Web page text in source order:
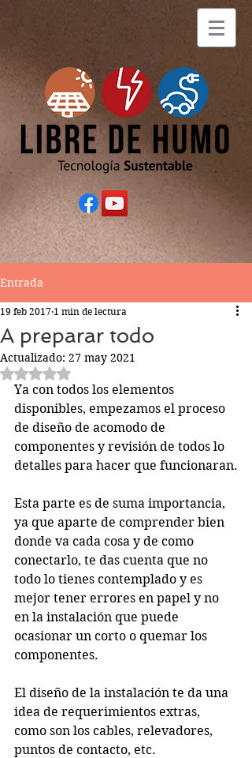
Entrada
A preparar todo
19 feb 2017 1 min de lectura
Actualizado: 27 may 2021
Obtuvo NaN de 5 estrellas.
Ya con todos los elementos
disponibles, empezamos el proceso
de diseño de acomodo de
componentes y revisión de todos lo
detalles para hacer que funcionaran.
Esta parte es de suma importancia,
ya que aparte de comprender bien
donde va cada cosa y de como
conectarlo, te das cuenta que no
todo lo tienes contemplado y es
mejor tener errores en papel y no
en la instalación que puede
ocasionar un corto o quemar los
componentes.
El diseño de la instalación te da una
idea de requerimientos extras,
como son los cables, relevadores,
puntos de contacto, etc.